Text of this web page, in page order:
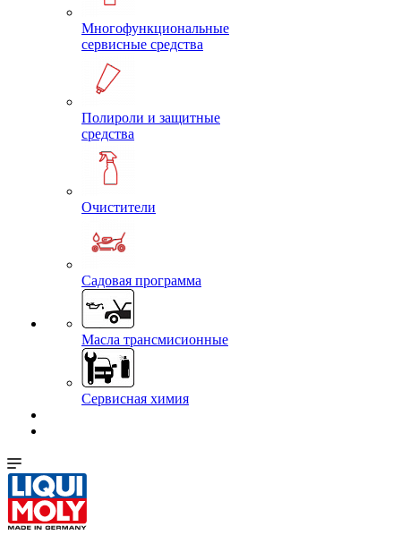
Многофункциональные
сервисные средства
Полироли и защитные
средства
Очистители
Садовая программа
Масла трансмисионные
Сервисная химия